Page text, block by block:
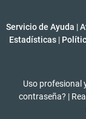
Servicio de Ayuda |
Estadísticas |
Uso profesional
contraseña? |